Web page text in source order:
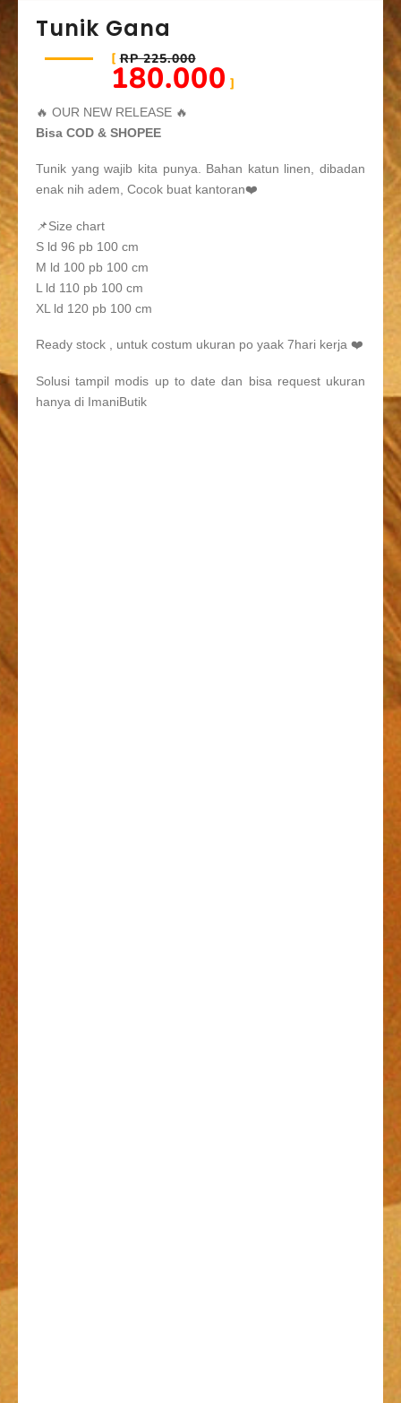
Tunik Gana
RP 225.000
180.000
🔥 OUR NEW RELEASE 🔥
Bisa COD & SHOPEE
Tunik yang wajib kita punya. Bahan katun linen, dibadan
enak nih adem, Cocok buat kantoran❤️
📌Size chart
S ld 96 pb 100 cm
M ld 100 pb 100 cm
L ld 110 pb 100 cm
XL ld 120 pb 100 cm
Ready stock , untuk costum ukuran po yaak 7hari kerja ❤️
Solusi tampil modis up to date dan bisa request ukuran
hanya di ImaniButik